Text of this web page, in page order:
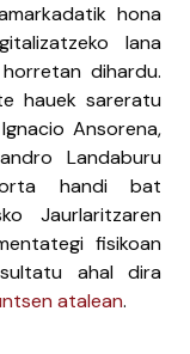
hona
lana
dihardu.
hauek sareratu
Ansorena,
Landaburu
handi bat
Jaurlaritzaren
fisikoan
ahal dira
atalean.